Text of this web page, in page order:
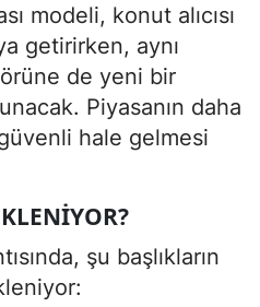
modeli, konut alıcısı
getirirken, aynı
de yeni bir
Piyasanın daha
hale gelmesi
şu başlıkların